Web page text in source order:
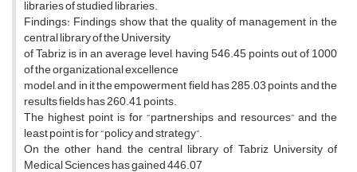
libraries of studied libraries.
Findings: Findings show that the quality of management in the
central library of the University
of Tabriz is in an average level, having 546.45 points out of 1000
of the organizational excellence
model, and in it the empowerment field has 285.03 points and the
results fields has 260.41 points.
The highest point is for “partnerships and resources” and the
least point is for “policy and strategy”.
On the other hand, the central library of Tabriz University of
Medical Sciences has gained 446.07